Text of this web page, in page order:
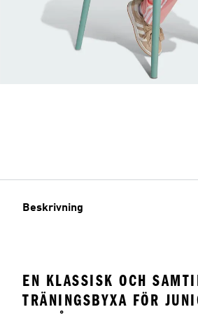
Beskrivning
EN KLASSISK OCH
TRÄNINGSBYXA FÖR